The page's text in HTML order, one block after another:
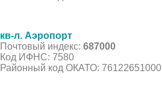
кв-л. Аэропорт
Почтовый индекс: 687000
Код ИФНС: 7580
Районный код ОКАТО: 76122651000